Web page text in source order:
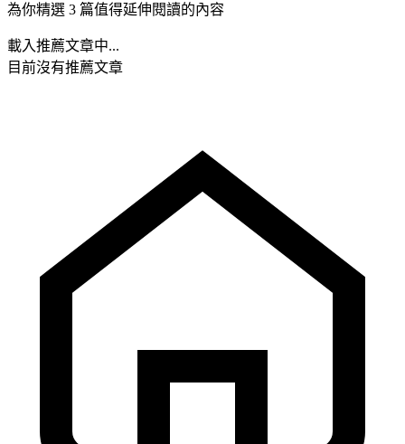
為你精選 3 篇值得延伸閱讀的內容
載入推薦文章中...
目前沒有推薦文章